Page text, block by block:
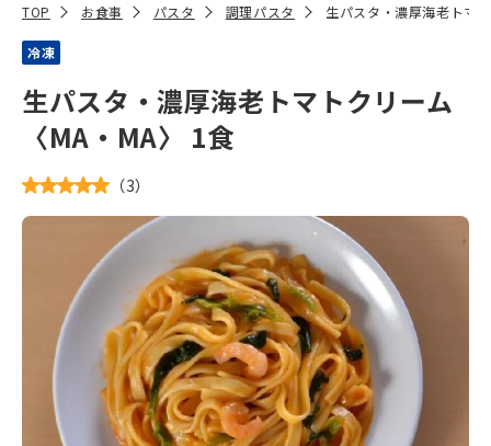
TOP お食事 パスタ 調理パスタ 生パスタ・濃厚海老トマ
冷凍
生パスタ・濃厚海老トマトクリーム
〈MA・MA〉 1食
（3）